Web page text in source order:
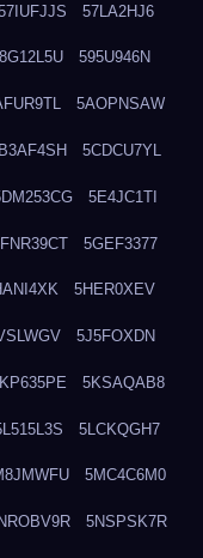
57LA2HJ6
595U946N
5AOPNSAW
5CDCU7YL
5E4JC1TI
5GEF3377
5HER0XEV
5J5FOXDN
5KSAQAB8
5LCKQGH7
5MC4C6M0
5NSPSK7R